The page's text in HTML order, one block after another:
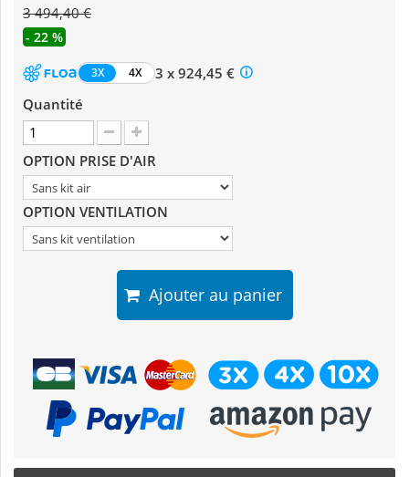
3 494,40 €
- 22 %
3X 4X
3 x 924,45 €
Quantité
OPTION PRISE D'AIR
OPTION VENTILATION
Ajouter au panier